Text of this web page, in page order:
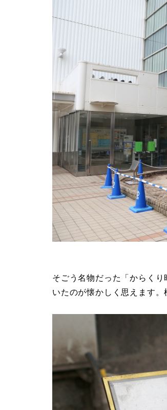
そごう名物だった「からく
いたのが懐かしく思えます